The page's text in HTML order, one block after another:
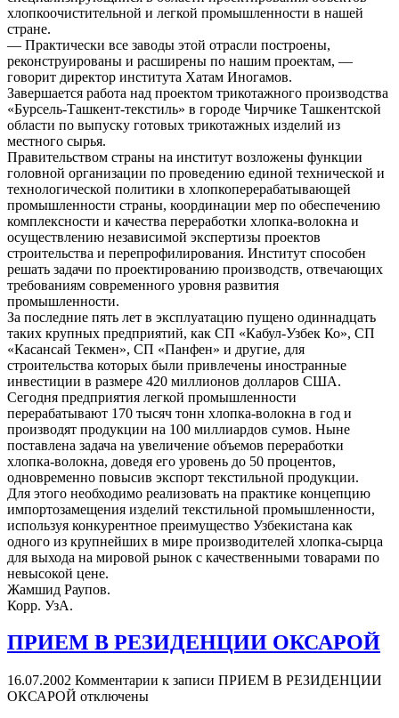
хлопкоочистительной и легкой промышленности в нашей
стране.
— Практически все заводы этой отрасли построены,
реконструированы и расширены по нашим проектам, —
говорит директор института Хатам Иногамов.
Завершается работа над проектом трикотажного производства
«Бурсель-Ташкент-текстиль» в городе Чирчике Ташкентской
области по выпуску готовых трикотажных изделий из
местного сырья.
Правительством страны на институт возложены функции
головной организации по проведению единой технической и
технологической политики в хлопкоперерабатывающей
промышленности страны, координации мер по обеспечению
комплексности и качества переработки хлопка-волокна и
осуществлению независимой экспертизы проектов
строительства и перепрофилирования. Институт способен
решать задачи по проектированию производств, отвечающих
требованиям современного уровня развития
промышленности.
За последние пять лет в эксплуатацию пущено одиннадцать
таких крупных предприятий, как СП «Кабул-Узбек Ко», СП
«Касансай Текмен», СП «Панфен» и другие, для
строительства которых были привлечены иностранные
инвестиции в размере 420 миллионов долларов США.
Сегодня предприятия легкой промышленности
перерабатывают 170 тысяч тонн хлопка-волокна в год и
производят продукции на 100 миллиардов сумов. Ныне
поставлена задача на увеличение объемов переработки
хлопка-волокна, доведя его уровень до 50 процентов,
одновременно повысив экспорт текстильной продукции.
Для этого необходимо реализовать на практике концепцию
импортозамещения изделий текстильной промышленности,
используя конкурентное преимущество Узбекистана как
одного из крупнейших в мире производителей хлопка-сырца
для выхода на мировой рынок с качественными товарами по
невысокой цене.
Жамшид Раупов.
Корр. УзА.
ПРИЕМ В РЕЗИДЕНЦИИ ОКСАРОЙ
16.07.2002 Комментарии к записи ПРИЕМ В РЕЗИДЕНЦИИ
ОКСАРОЙ отключены